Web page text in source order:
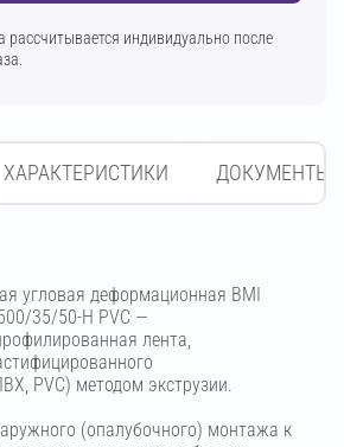
рассчитывается индивидуально после
ХАРАКТЕРИСТИКИ ДОКУМЕНТЫ
угловая деформационная BMI
35/50-Н PVC —
лента,
PVC) методом экструзии.
(опалубочного) монтажа к